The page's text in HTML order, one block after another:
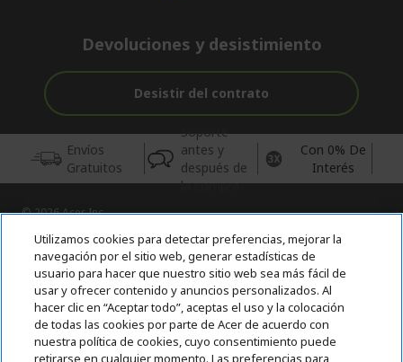
Devoluciones y desistimiento
Desistir del contrato
Envíos
Gratuitos
Soporte
antes y
después de
la compra
Con 0% De
Interés
© 2026 Acer Inc.
CPYou BV es el vendedor y distribuidor autorizado de los
productos y servicios ofrecidos en esta tienda.
Incluida la aportación para la gestión de RAEES, según RD.
110/2015, inscrita en el RII-AEE Nº 7573; de pilas y baterías, según
RD. 106/2008, inscrita en el RII-PYA Nº 2180. Adherida a los
sistemas integrales de gestión de ecopilas y ecoembes.
Utilizamos cookies para detectar preferencias, mejorar la
navegación por el sitio web, generar estadísticas de
usuario para hacer que nuestro sitio web sea más fácil de
usar y ofrecer contenido y anuncios personalizados. Al
hacer clic en “Aceptar todo”, aceptas el uso y la colocación
de todas las cookies por parte de Acer de acuerdo con
nuestra política de cookies, cuyo consentimiento puede
retirarse en cualquier momento. Las preferencias para